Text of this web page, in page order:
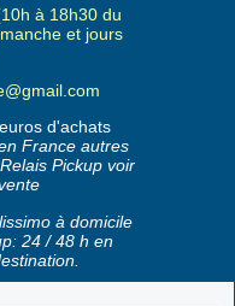
à 18h30 du
et jours
d'achats
France autres
Pickup voir
à domicile
24 / 48 h en